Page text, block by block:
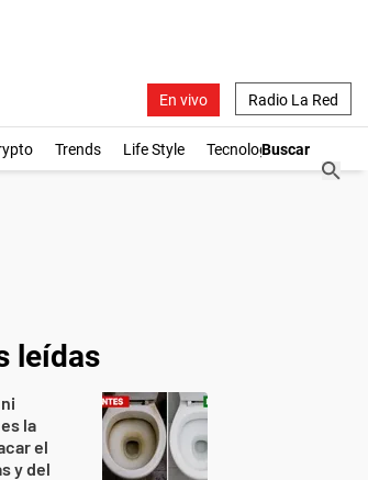
En vivo Radio La Red
Trends Life Style Tecnología
leídas
la
el
y del